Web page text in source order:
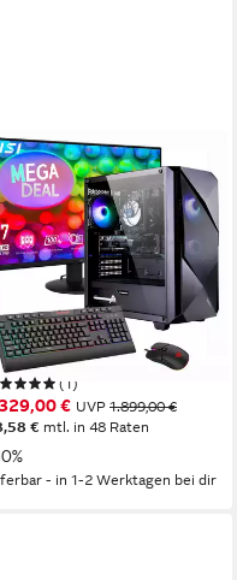
Striker 2808 AMD
7 5700X 32GB 1TB
RTX 5060Ti Gaming-PC-
Bildschirmdiagonale
Ryzen 7 Prozessor
5060 Ti 8 GB Grafikkarte
(1)
€ UVP 1.899,00 €
€ mtl. in 48 Raten
- in 1-2 Werktagen bei dir